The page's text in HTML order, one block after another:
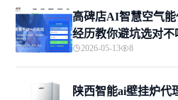
高碑店AI智慧空气
经历教你避坑选对不
2026-05-13 8
陕西智能ai壁挂炉代